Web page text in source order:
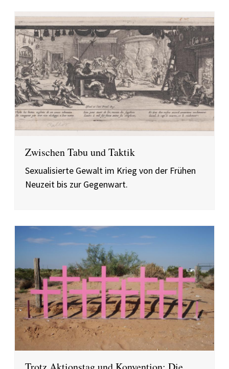
Zwischen Tabu und Taktik
Sexualisierte Gewalt im Krieg von der Frühen
Neuzeit bis zur Gegenwart.